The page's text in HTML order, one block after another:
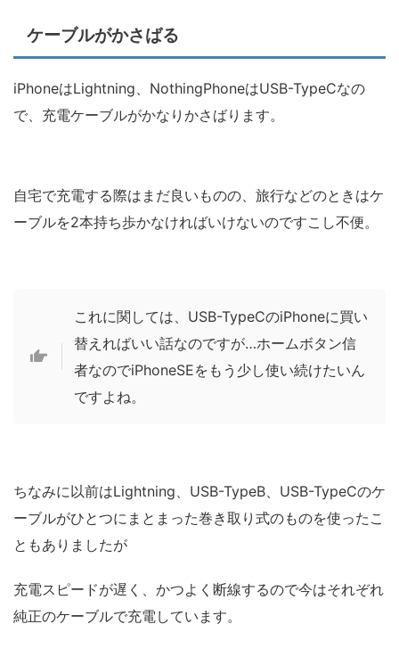
ケーブルがかさばる
iPhoneはLightning、NothingPhoneはUSB-TypeCなの
で、充電ケーブルがかなりかさばります。
自宅で充電する際はまだ良いものの、旅行などのときはケ
ーブルを2本持ち歩かなければいけないのですこし不便。
これに関しては、USB-TypeCのiPhoneに買い
替えればいい話なのですが…ホームボタン信
者なのでiPhoneSEをもう少し使い続けたいん
ですよね。
ちなみに以前はLightning、USB-TypeB、USB-TypeCのケ
ーブルがひとつにまとまった巻き取り式のものを使ったこ
ともありましたが
充電スピードが遅く、かつよく断線するので今はそれぞれ
純正のケーブルで充電しています。